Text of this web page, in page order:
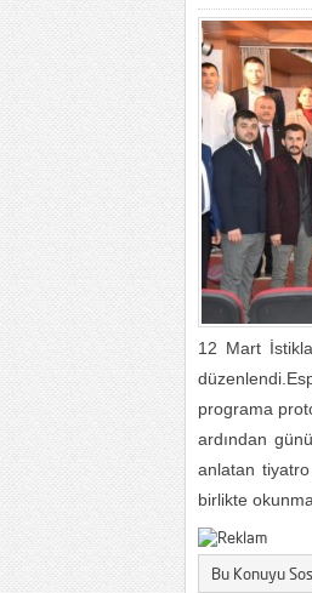
12 Mart
programa
ardından
anlatan
birlikte
Bu Konuyu